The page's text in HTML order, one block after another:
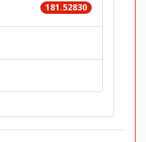
181.52830